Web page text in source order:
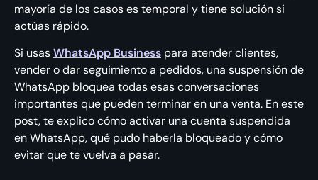
mayoría de los casos es temporal y tiene solución si
actúas rápido.
Si usasWhatsApp Business para atender clientes,
vender o dar seguimiento a pedidos, una suspensión de
WhatsApp bloquea todas esas conversaciones
importantes que pueden terminar en una venta. En este
post, te explico cómo activar una cuenta suspendida
en WhatsApp, qué pudo haberla bloqueado y cómo
evitar que te vuelva a pasar.